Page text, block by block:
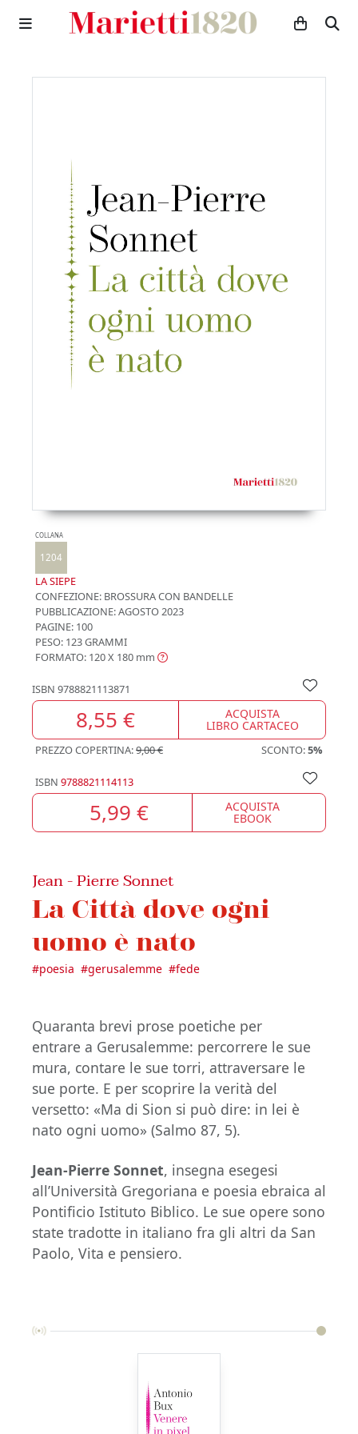
COLLANA
1204
LA SIEPE
CONFEZIONE: BROSSURA CON BANDELLE
PUBBLICAZIONE:AGOSTO 2023
PAGINE: 100
PESO: 123 GRAMMI
FORMATO: 120 X 180 mm
ISBN 9788821113871
8,55 € ACQUISTA
LIBRO CARTACEO
PREZZO COPERTINA:9,00 € SCONTO:5%
ISBN 9788821114113
5,99 € ACQUISTA
EBOOK
Jean - Pierre Sonnet
La Città dove ogni
uomo è nato
#poesia #gerusalemme #fede
Quaranta brevi prose poetiche per
entrare a Gerusalemme: percorrere le sue
mura, contare le sue torri, attraversare le
sue porte. E per scoprire la verità del
versetto: «Ma di Sion si può dire: in lei è
nato ogni uomo» (Salmo 87, 5).
Jean-Pierre Sonnet, insegna esegesi
all’Università Gregoriana e poesia ebraica al
Pontificio Istituto Biblico. Le sue opere sono
state tradotte in italiano fra gli altri da San
Paolo, Vita e pensiero.